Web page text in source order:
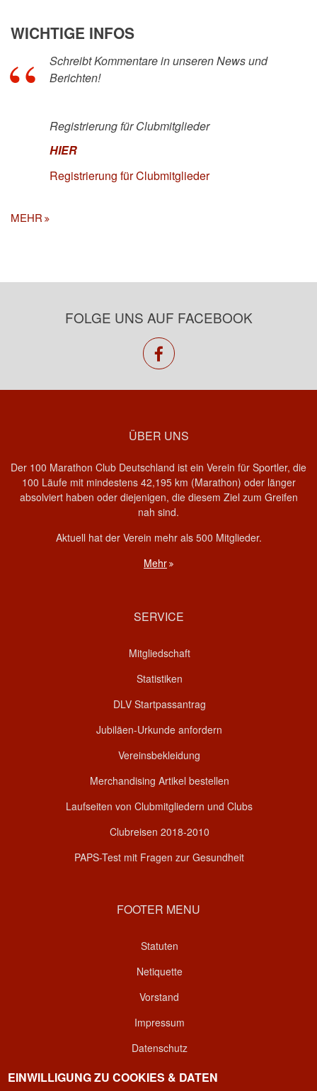
WICHTIGE INFOS
Schreibt Kommentare in unseren News und
Berichten!
Registrierung für Clubmitglieder
HIER
Registrierung für Clubmitglieder
MEHR
FOLGE UNS AUF FACEBOOK
facebook
ÜBER UNS
Der 100 Marathon Club Deutschland ist ein Verein für Sportler, die
100 Läufe mit mindestens 42,195 km (Marathon) oder länger
absolviert haben oder diejenigen, die diesem Ziel zum Greifen
nah sind.
Aktuell hat der Verein mehr als 500 Mitglieder.
Mehr
SERVICE
Mitgliedschaft
Statistiken
DLV Startpassantrag
Jubiläen-Urkunde anfordern
Vereinsbekleidung
Merchandising Artikel bestellen
Laufseiten von Clubmitgliedern und Clubs
Clubreisen 2018-2010
PAPS-Test mit Fragen zur Gesundheit
FOOTER MENU
Statuten
Netiquette
Vorstand
Impressum
Datenschutz
Kontakt
EINWILLIGUNG ZU COOKIES & DATEN